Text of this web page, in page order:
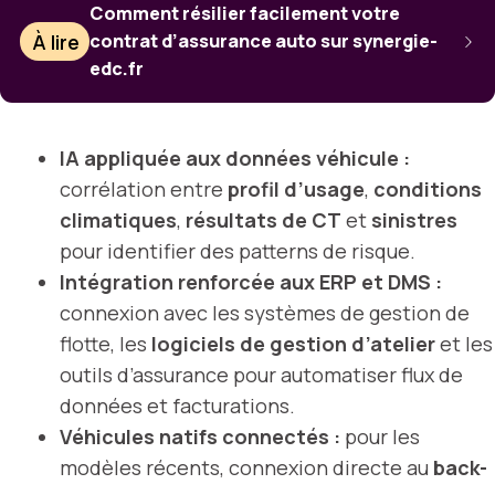
À lire
Comment résilier facilement votre
contrat d’assurance auto sur synergie-
edc.fr
IA appliquée aux données véhicule :
corrélation entre profil d’usage, conditions
climatiques, résultats de CT et sinistres
pour identifier des patterns de risque.
Intégration renforcée aux ERP et DMS :
connexion avec les systèmes de gestion de
flotte, les logiciels de gestion d’atelieret les
outils d’assurance pour automatiser flux de
données et facturations.
Véhicules natifs connectés : pour les
modèles récents, connexion directe au back-